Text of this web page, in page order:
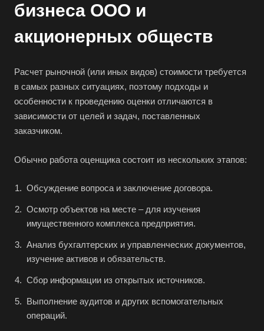
бизнеса ООО и
акционерных обществ
Расчет рыночной (или иных видов) стоимости требуется
в самых разных ситуациях, поэтому подходы и
особенности к проведению оценки отличаются в
зависимости от целей и задач, поставленных
заказчиком.
Обычно работа оценщика состоит из нескольких этапов:
Обсуждение вопроса и заключение договора.
Осмотр объектов на месте – для изучения
имущественного комплекса предприятия.
Анализ бухгалтерских и управленческих документов,
изучение активов и обязательств.
Сбор информации из открытых источников.
Выполнение аудитов и других вспомогательных
операций.
Алушта
Альметьевск
Ангарск
Анжеро-Судженск
Апатиты
Апрелевка
Архангельск
Асбест
Асино
Астрахань
Ахтубинск
Ачинск
Аша
Баймак